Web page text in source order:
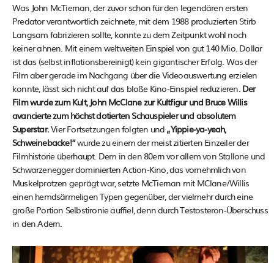
Was John McTiernan, der zuvor schon für den legendären ersten
Predator verantwortlich zeichnete, mit dem 1988 produzierten Stirb
Langsam fabrizieren sollte, konnte zu dem Zeitpunkt wohl noch
keiner ahnen. Mit einem weltweiten Einspiel von gut 140 Mio. Dollar
ist das (selbst inflationsbereinigt) kein gigantischer Erfolg. Was der
Film aber gerade im Nachgang über die Videoauswertung erzielen
konnte, lässt sich nicht auf das bloße Kino-Einspiel reduzieren. Der
Film wurde zum Kult, John McClane zur Kultfigur und Bruce Willis
avancierte zum höchst dotierten Schauspieler und absolutem
Superstar.Vier Fortsetzungen folgten und „Yippie-ya-yeah,
Schweinebacke!“wurde zu einem der meist zitierten Einzeiler der
Filmhistorie überhaupt. Dem in den 80ern vor allem von Stallone und
Schwarzenegger dominierten Action-Kino, das vornehmlich von
Muskelprotzen geprägt war, setzte McTiernan mit MClane/Willis
einen hemdsärmeligen Typen gegenüber, der vielmehr durch eine
große Portion Selbstironie auffiel, denn durch Testosteron-Überschuss
in den Adern.